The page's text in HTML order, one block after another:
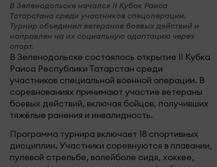
В Зеленодольске начался II Кубок Раиса
Татарстана среди участников спецоперации.
Турнир объединил ветеранов боевых действий и
направлен на их социальную адаптацию через
спорт.
В Зеленодольске состоялось открытие II Кубка
Раиса Республики Татарстан среди
участников специальной военной операции. В
соревнованиях принимают участие ветераны
боевых действий, включая бойцов, получивших
тяжёлые ранения и инвалидность.
Программа турнира включает 18 спортивных
дисциплин. Участники соревнуются в плавании,
пулевой стрельбе, волейболе сидя, хоккее,